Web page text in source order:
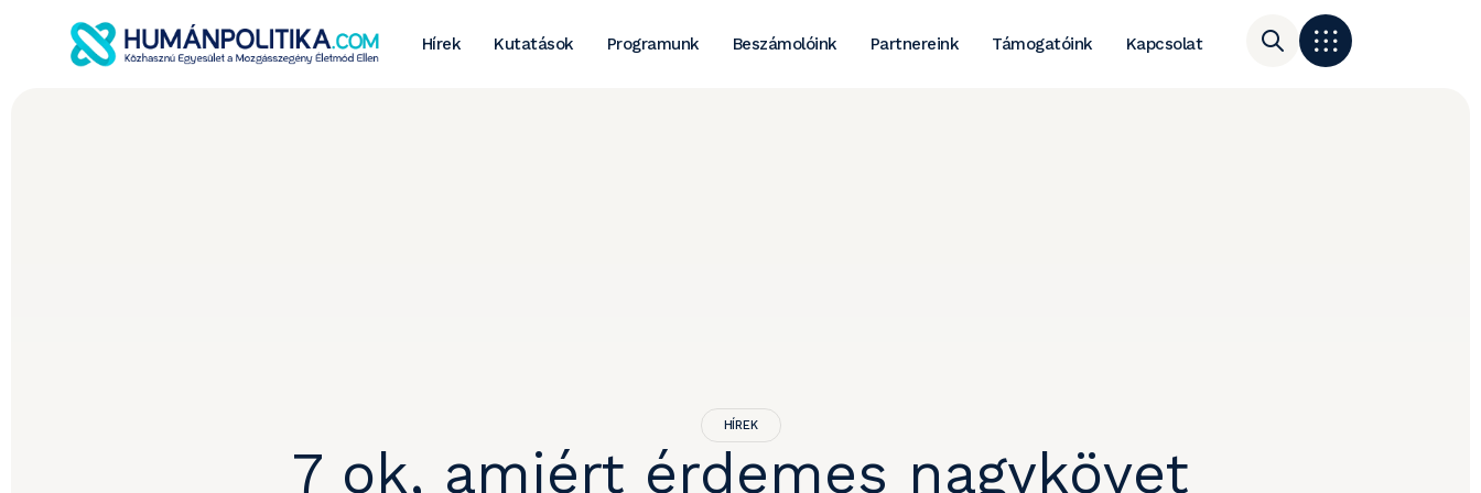
Hírek Kutatások Programunk Beszámolóink Partnereink Támogatóink Kapcsolat
HÍREK
7 ok, amiért érdemes nagykövet